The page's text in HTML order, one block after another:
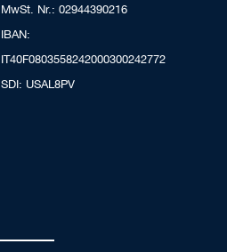
MwSt. Nr.: 02944390216
IBAN:
IT40F0803558242000300242772
SDI: USAL8PV